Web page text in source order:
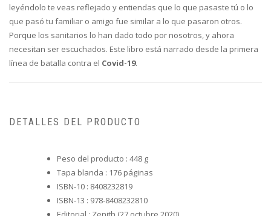
leyéndolo te veas reflejado y entiendas que lo que pasaste tú o lo
que pasó tu familiar o amigo fue similar a lo que pasaron otros.
Porque los sanitarios lo han dado todo por nosotros, y ahora
necesitan ser escuchados. Este libro está narrado desde la primera
línea de batalla contra el Covid-19.
DETALLES DEL PRODUCTO
Peso del producto : 448 g
Tapa blanda : 176 páginas
ISBN-10 : 8408232819
ISBN-13 : 978-8408232810